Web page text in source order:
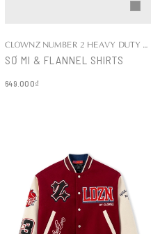
SƠ MI & FLANNEL SHIRTS
649.000₫